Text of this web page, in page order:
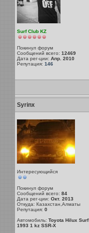
Surf Club KZ
Покинул форум
Сообщений всего: 12469
Дата рег-ции: Апр. 2010
Репутация: 146
Syrinx
Интересующийся
Покинул форум
Сообщений всего: 84
Дата рег-ции: Окт. 2013
Откуда: Казахстан,Алматы
Репутация: 0
Автомобиль: Toyota Hilux Surf
1993 1 kz SSR-X